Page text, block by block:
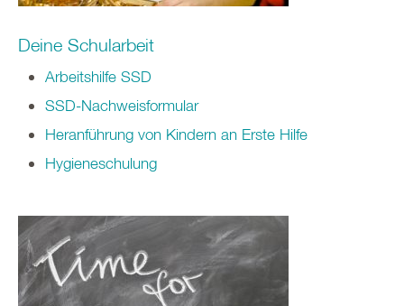
Deine Schularbeit
Arbeitshilfe SSD
SSD-Nachweisformular
Heranführung von Kindern an Erste Hilfe
Hygieneschulung